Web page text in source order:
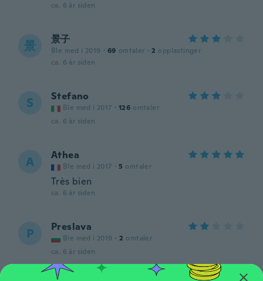
ca. 6 år siden
景 景子
Ble med i 2019 · 69 omtaler · 2 opplastinger
ca. 6 år siden
S Stefano
Ble med i 2017 · 126 omtaler
ca. 6 år siden
A Athea
Ble med i 2017 · 5 omtaler
Très bien
ca. 6 år siden
P Preslava
Ble med i 2019 · 2 omtaler
ca. 6 år siden